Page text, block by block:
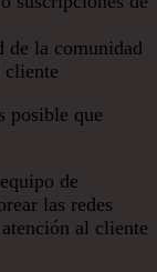
de la comunidad
cliente
posible que
de
las redes
al cliente